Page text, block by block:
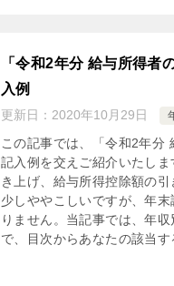
「令和2年分 給与所得者
入例
更新日： 2020年10月29日
この記事では、「令和2年分
記入例を交えご紹介いたし
き上げ、給与所得控除額の
少しややこしいですが、年
りません。当記事では、年
で、目次からあなたの該当